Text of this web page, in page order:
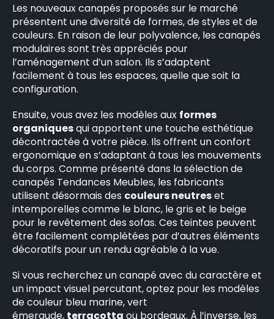
Les nouveaux canapés proposés sur le marché
présentent une diversité de formes, de styles et de
couleurs. En raison de leur polyvalence, les canapés
modulaires sont très appréciés pour
l’aménagement d’un salon. Ils s’adaptent
facilement à tous les espaces, quelle que soit la
configuration.
Ensuite, vous avez les modèles aux formes
organiquesqui apportent une touche esthétique
décontractée à votre pièce. Ils offrent un confort
ergonomique en s’adaptant à tous les mouvements
du corps. Comme présenté dans la sélection de
canapés Tendances Meubles, les fabricants
utilisent désormais des couleurs neutreset
intemporelles comme le blanc, le gris et le beige
pour le revêtement des sofas. Ces teintes peuvent
être facilement complétées par d’autres éléments
décoratifs pour un rendu agréable à la vue.
Si vous recherchez un canapé avec du caractère et
un impact visuel percutant, optez pour les modèles
de couleur bleu marine, vert
émeraude, terracotta ou bordeaux. À l’inverse, les